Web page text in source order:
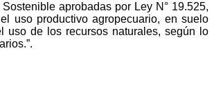
aprobadas por Ley N° 19.525,
uso productivo agropecuario, en suelo
uso de los recursos naturales, según lo